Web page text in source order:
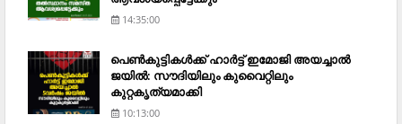
14:35:00
പെണ്‍കുട്ടികള്‍ക്ക് ഹാര്‍ട്ട് ഇമോജി അയച്ചാല്‍
ജയില്‍: സൗദിയിലും കുവൈറ്റിലും
കുറ്റകൃത്യമാക്കി
10:13:00